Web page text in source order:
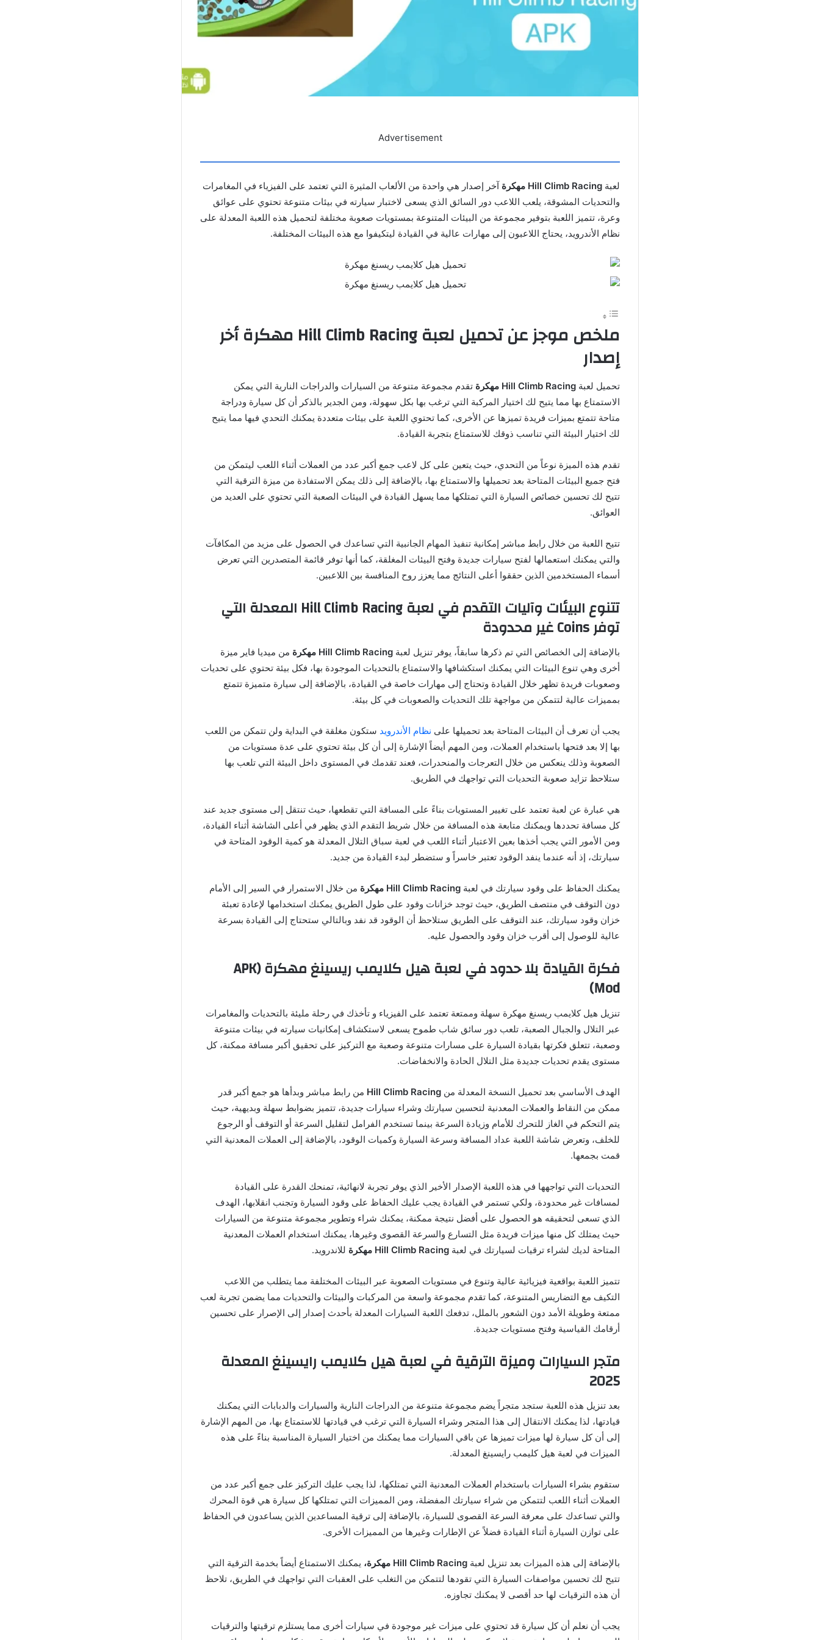
Advertisement
لعبة Hill Climb Racing مهكرة
آخر إصدار هي واحدة من الألعاب المثيرة التي تعتمد على الفيزياء في المغامرات
والتحديات المشوقة، يلعب اللاعب دور السائق الذي يسعى لاختبار سيارته في بيئات متنوعة تحتوي على عوائق
وعرة، تتميز اللعبة بتوفير مجموعة من البيئات المتنوعة بمستويات صعوبة مختلفة لتحميل هذه اللعبة المعدلة على
نظام الأندرويد، يحتاج اللاعبون إلى مهارات عالية في القيادة ليتكيفوا مع هذه البيئات المختلفة.
ملخص موجز عن تحميل لعبة Hill Climb Racing مهكرة أخر
إصدار
تحميل لعبة Hill Climb Racing مهكرة
تقدم مجموعة متنوعة من السيارات والدراجات النارية التي يمكن
الاستمتاع بها مما يتيح لك اختيار المركبة التي ترغب بها بكل سهولة، ومن الجدير بالذكر أن كل سيارة ودراجة
متاحة تتمتع بميزات فريدة تميزها عن الأخرى، كما تحتوي اللعبة على بيئات متعددة يمكنك التحدي فيها مما يتيح
لك اختيار البيئة التي تناسب ذوقك للاستمتاع بتجربة القيادة.
تقدم هذه الميزة نوعاً من التحدي، حيث يتعين على كل لاعب جمع أكبر عدد من العملات أثناء اللعب ليتمكن من
فتح جميع البيئات المتاحة بعد تحميلها والاستمتاع بها، بالإضافة إلى ذلك يمكن الاستفادة من ميزة الترقية التي
تتيح لك تحسين خصائص السيارة التي تمتلكها مما يسهل القيادة في البيئات الصعبة التي تحتوي على العديد من
العوائق.
تتيح اللعبة من خلال رابط مباشر إمكانية تنفيذ المهام الجانبية التي تساعدك في الحصول على مزيد من المكافآت
والتي يمكنك استعمالها لفتح سيارات جديدة وفتح البيئات المغلقة، كما أنها توفر قائمة المتصدرين التي تعرض
أسماء المستخدمين الذين حققوا أعلى النتائج مما يعزز روح المنافسة بين اللاعبين.
تتنوع البيئات وآليات التقدم في لعبة Hill Climb Racing المعدلة التي
توفر Coins غير محدودة
بالإضافة إلى الخصائص التي تم ذكرها سابقاً، يوفر تنزيل لعبة Hill Climb Racing مهكرة
من ميديا فاير ميزة
أخرى وهي تنوع البيئات التي يمكنك استكشافها والاستمتاع بالتحديات الموجودة بها، فكل بيئة تحتوي على تحديات
وصعوبات فريدة تظهر خلال القيادة وتحتاج إلى مهارات خاصة في القيادة، بالإضافة إلى سيارة متميزة تتمتع
بمميزات عالية لتتمكن من مواجهة تلك التحديات والصعوبات في كل بيئة.
يجب أن تعرف أن البيئات المتاحة بعد تحميلها على نظام الأندرويد ستكون مغلقة في البداية ولن تتمكن من اللعب
بها إلا بعد فتحها باستخدام العملات، ومن المهم أيضاً الإشارة إلى أن كل بيئة تحتوي على عدة مستويات من
الصعوبة وذلك ينعكس من خلال التعرجات والمنحدرات، فعند تقدمك في المستوى داخل البيئة التي تلعب بها
ستلاحظ تزايد صعوبة التحديات التي تواجهك في الطريق.
هي عبارة عن لعبة تعتمد على تغيير المستويات بناءً على المسافة التي تقطعها، حيث تنتقل إلى مستوى جديد عند
كل مسافة تحددها ويمكنك متابعة هذه المسافة من خلال شريط التقدم الذي يظهر في أعلى الشاشة أثناء القيادة،
ومن الأمور التي يجب أخذها بعين الاعتبار أثناء اللعب في لعبة سباق التلال المعدلة هو كمية الوقود المتاحة في
سيارتك، إذ أنه عندما ينفد الوقود تعتبر خاسراً و ستضطر لبدء القيادة من جديد.
يمكنك الحفاظ على وقود سيارتك في لعبة Hill Climb Racing مهكرة
من خلال الاستمرار في السير إلى الأمام
دون التوقف في منتصف الطريق، حيث توجد خزانات وقود على طول الطريق يمكنك استخدامها لإعادة تعبئة
خزان وقود سيارتك، عند التوقف على الطريق ستلاحظ أن الوقود قد نفد وبالتالي ستحتاج إلى القيادة بسرعة
عالية للوصول إلى أقرب خزان وقود والحصول عليه.
فكرة القيادة بلا حدود في لعبة هيل كلايمب ريسينغ مهكرة (APK
Mod)
تنزيل هيل كلايمب ريسنغ مهكرة سهلة وممتعة تعتمد على الفيزياء و تأخذك في رحلة مليئة بالتحديات والمغامرات
عبر التلال والجبال الصعبة، تلعب دور سائق شاب طموح يسعى لاستكشاف إمكانيات سيارته في بيئات متنوعة
وصعبة، تتعلق فكرتها بقيادة السيارة على مسارات متنوعة وصعبة مع التركيز على تحقيق أكبر مسافة ممكنة، كل
مستوى يقدم تحديات جديدة مثل التلال الحادة والانخفاضات.
الهدف الأساسي بعد تحميل النسخة المعدلة من Hill Climb Racing من رابط مباشر وبدأها هو جمع أكبر قدر
ممكن من النقاط والعملات المعدنية لتحسين سيارتك وشراء سيارات جديدة، تتميز بضوابط سهلة وبديهية، حيث
يتم التحكم في الغاز للتحرك للأمام وزيادة السرعة بينما تستخدم الفرامل لتقليل السرعة أو التوقف أو الرجوع
للخلف، وتعرض شاشة اللعبة عداد المسافة وسرعة السيارة وكميات الوقود، بالإضافة إلى العملات المعدنية التي
قمت بجمعها.
التحديات التي تواجهها في هذه اللعبة الإصدار الأخير الذي يوفر تجربة لانهائية، تمنحك القدرة على القيادة
لمسافات غير محدودة، ولكي تستمر في القيادة يجب عليك الحفاظ على وقود السيارة وتجنب انقلابها، الهدف
الذي تسعى لتحقيقه هو الحصول على أفضل نتيجة ممكنة، يمكنك شراء وتطوير مجموعة متنوعة من السيارات
حيث يمتلك كل منها ميزات فريدة مثل التسارع والسرعة القصوى وغيرها، يمكنك استخدام العملات المعدنية
المتاحة لديك لشراء ترقيات لسيارتك في لعبة Hill Climb Racing مهكرة للاندرويد.
تتميز اللعبة بواقعية فيزيائية عالية وتنوع في مستويات الصعوبة عبر البيئات المختلفة مما يتطلب من اللاعب
التكيف مع التضاريس المتنوعة، كما تقدم مجموعة واسعة من المركبات والبيئات والتحديات مما يضمن تجربة لعب
ممتعة وطويلة الأمد دون الشعور بالملل، تدفعك اللعبة السيارات المعدلة بأحدث إصدار إلى الإصرار على تحسين
أرقامك القياسية وفتح مستويات جديدة.
متجر السيارات وميزة الترقية في لعبة هيل كلايمب رايسينغ المعدلة
2025
بعد تنزيل هذه اللعبة ستجد متجراً يضم مجموعة متنوعة من الدراجات النارية والسيارات والدبابات التي يمكنك
قيادتها، لذا يمكنك الانتقال إلى هذا المتجر وشراء السيارة التي ترغب في قيادتها للاستمتاع بها، من المهم الإشارة
إلى أن كل سيارة لها ميزات تميزها عن باقي السيارات مما يمكنك من اختيار السيارة المناسبة بناءً على هذه
الميزات في لعبة هيل كليمب رايسينغ المعدلة.
ستقوم بشراء السيارات باستخدام العملات المعدنية التي تمتلكها، لذا يجب عليك التركيز على جمع أكبر عدد من
العملات أثناء اللعب لتتمكن من شراء سيارتك المفضلة، ومن المميزات التي تمتلكها كل سيارة هي قوة المحرك
والتي تساعدك على معرفة السرعة القصوى للسيارة، بالإضافة إلى ترقية المساعدين الذين يساعدون في الحفاظ
على توازن السيارة أثناء القيادة فضلاً عن الإطارات وغيرها من المميزات الأخرى.
بالإضافة إلى هذه الميزات بعد تنزيل لعبة Hill Climb Racing مهكرة،
يمكنك الاستمتاع أيضاً بخدمة الترقية التي
تتيح لك تحسين مواصفات السيارة التي تقودها لتتمكن من التغلب على العقبات التي تواجهك في الطريق، تلاحظ
أن هذه الترقيات لها حد أقصى لا يمكنك تجاوزه.
يجب أن نعلم أن كل سيارة قد تحتوي على ميزات غير موجودة في سيارات أخرى مما يستلزم ترقيتها والترقيات